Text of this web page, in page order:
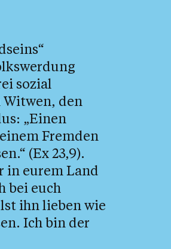
sozial
den
„Einen
Fremden
(Ex 23,9).
in eurem Land
bei euch
ihn lieben wie
Ich bin der